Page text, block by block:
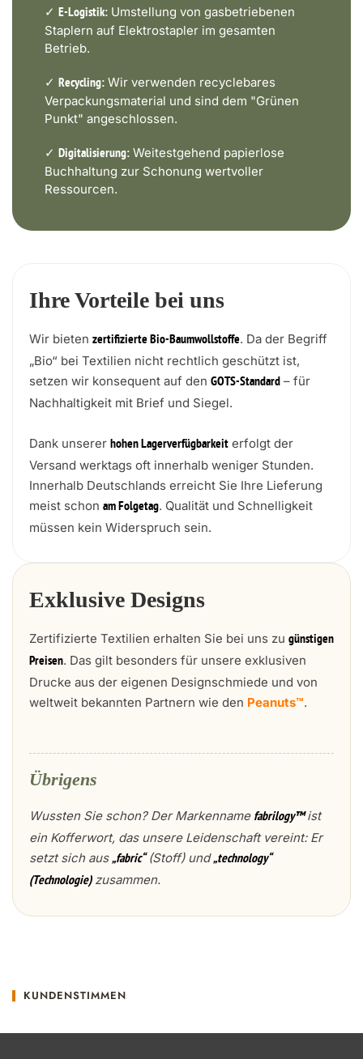
✓ E-Logistik: Umstellung von gasbetriebenen
Staplern auf Elektrostapler im gesamten
Betrieb.
✓ Recycling: Wir verwenden recyclebares
Verpackungsmaterial und sind dem "Grünen
Punkt" angeschlossen.
✓ Digitalisierung: Weitestgehend papierlose
Buchhaltung zur Schonung wertvoller
Ressourcen.
Ihre Vorteile bei uns
Wir bieten zertifizierte Bio-Baumwollstoffe. Da der Begriff
„Bio“ bei Textilien nicht rechtlich geschützt ist,
setzen wir konsequent auf den GOTS-Standard – für
Nachhaltigkeit mit Brief und Siegel.
Dank unserer hohen Lagerverfügbarkeit erfolgt der
Versand werktags oft innerhalb weniger Stunden.
Innerhalb Deutschlands erreicht Sie Ihre Lieferung
meist schon am Folgetag. Qualität und Schnelligkeit
müssen kein Widerspruch sein.
Exklusive Designs
Zertifizierte Textilien erhalten Sie bei uns zu günstigen
Preisen. Das gilt besonders für unsere exklusiven
Drucke aus der eigenen Designschmiede und von
weltweit bekannten Partnern wie den Peanuts™.
Übrigens
Wussten Sie schon? Der Markenname fabrilogy™ist
ein Kofferwort, das unsere Leidenschaft vereint: Er
setzt sich aus„fabric“(Stoff) und„technology“
(Technologie)zusammen.
KUNDENSTIMMEN